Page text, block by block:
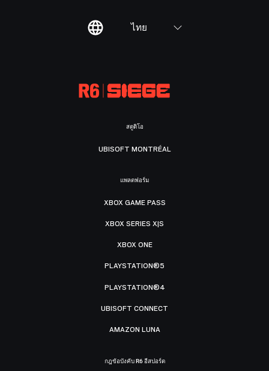
ไทย
สตูดิโอ
UBISOFT MONTRÉAL
แพลตฟอร์ม
XBOX GAME PASS
XBOX SERIES X|S
XBOX ONE
PLAYSTATION®5
PLAYSTATION®4
UBISOFT CONNECT
AMAZON LUNA
กฎข้อบังคับ R6 อีสปอร์ต